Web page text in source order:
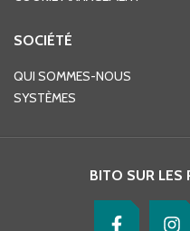
SOCIÉTÉ
QUI SOMMES-NOUS
SYSTÈMES
BITO SUR LES